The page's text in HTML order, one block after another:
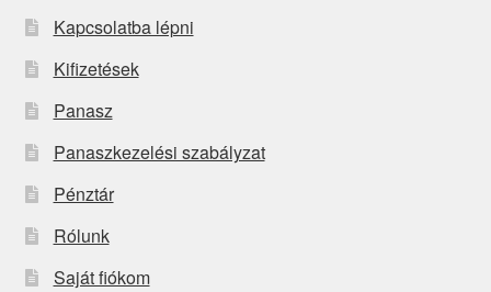
Kapcsolatba lépni
Kifizetések
Panasz
Panaszkezelési szabályzat
Pénztár
Rólunk
Saját fiókom